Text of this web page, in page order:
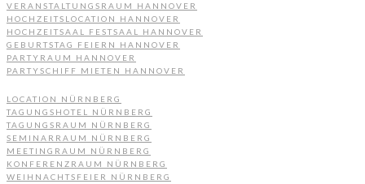
VERANSTALTUNGSRAUM HANNOVER
HOCHZEITSLOCATION HANNOVER
HOCHZEITSAAL FESTSAAL HANNOVER
GEBURTSTAG FEIERN HANNOVER
PARTYRAUM HANNOVER
PARTYSCHIFF MIETEN HANNOVER
LOCATION NÜRNBERG
TAGUNGSHOTEL NÜRNBERG
TAGUNGSRAUM NÜRNBERG
SEMINARRAUM NÜRNBERG
MEETINGRAUM NÜRNBERG
KONFERENZRAUM NÜRNBERG
WEIHNACHTSFEIER NÜRNBERG